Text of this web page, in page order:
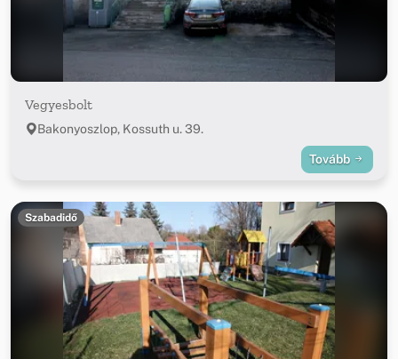
Vegyesbolt
Bakonyoszlop, Kossuth u. 39.
Tovább
Szabadidő